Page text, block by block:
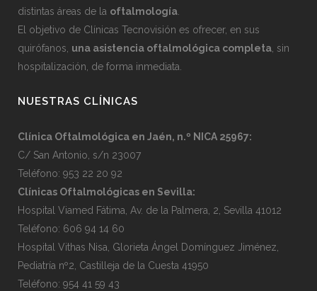
distintas áreas de la oftalmología.
El objetivo de Clínicas Tecnovisión es ofrecer, en sus
quirófanos, una asistencia oftalmológica completa, sin
hospitalización, de forma inmediata.
NUESTRAS CLÍNICAS
Clínica Oftalmológica en Jaén, n.º NICA 25967:
C/ San Antonio, s/n 23007
Teléfono: 953 22 20 92
Clínicas Oftalmológicas en Sevilla:
Hospital Viamed Fátima, Av. de la Palmera, 2, Sevilla 41012
Teléfono: 606 94 14 60
Hospital Vithas Nisa, Glorieta Ángel Domínguez Jiménez,
Pediatría nº2, Castilleja de la Cuesta 41950
Teléfono: 954 41 59 43